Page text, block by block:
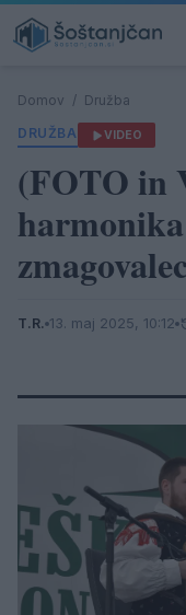
Domov / Družba
DRUŽBA
VIDEO
(FOTO in
T.R. 13. maj 2025, 10:12